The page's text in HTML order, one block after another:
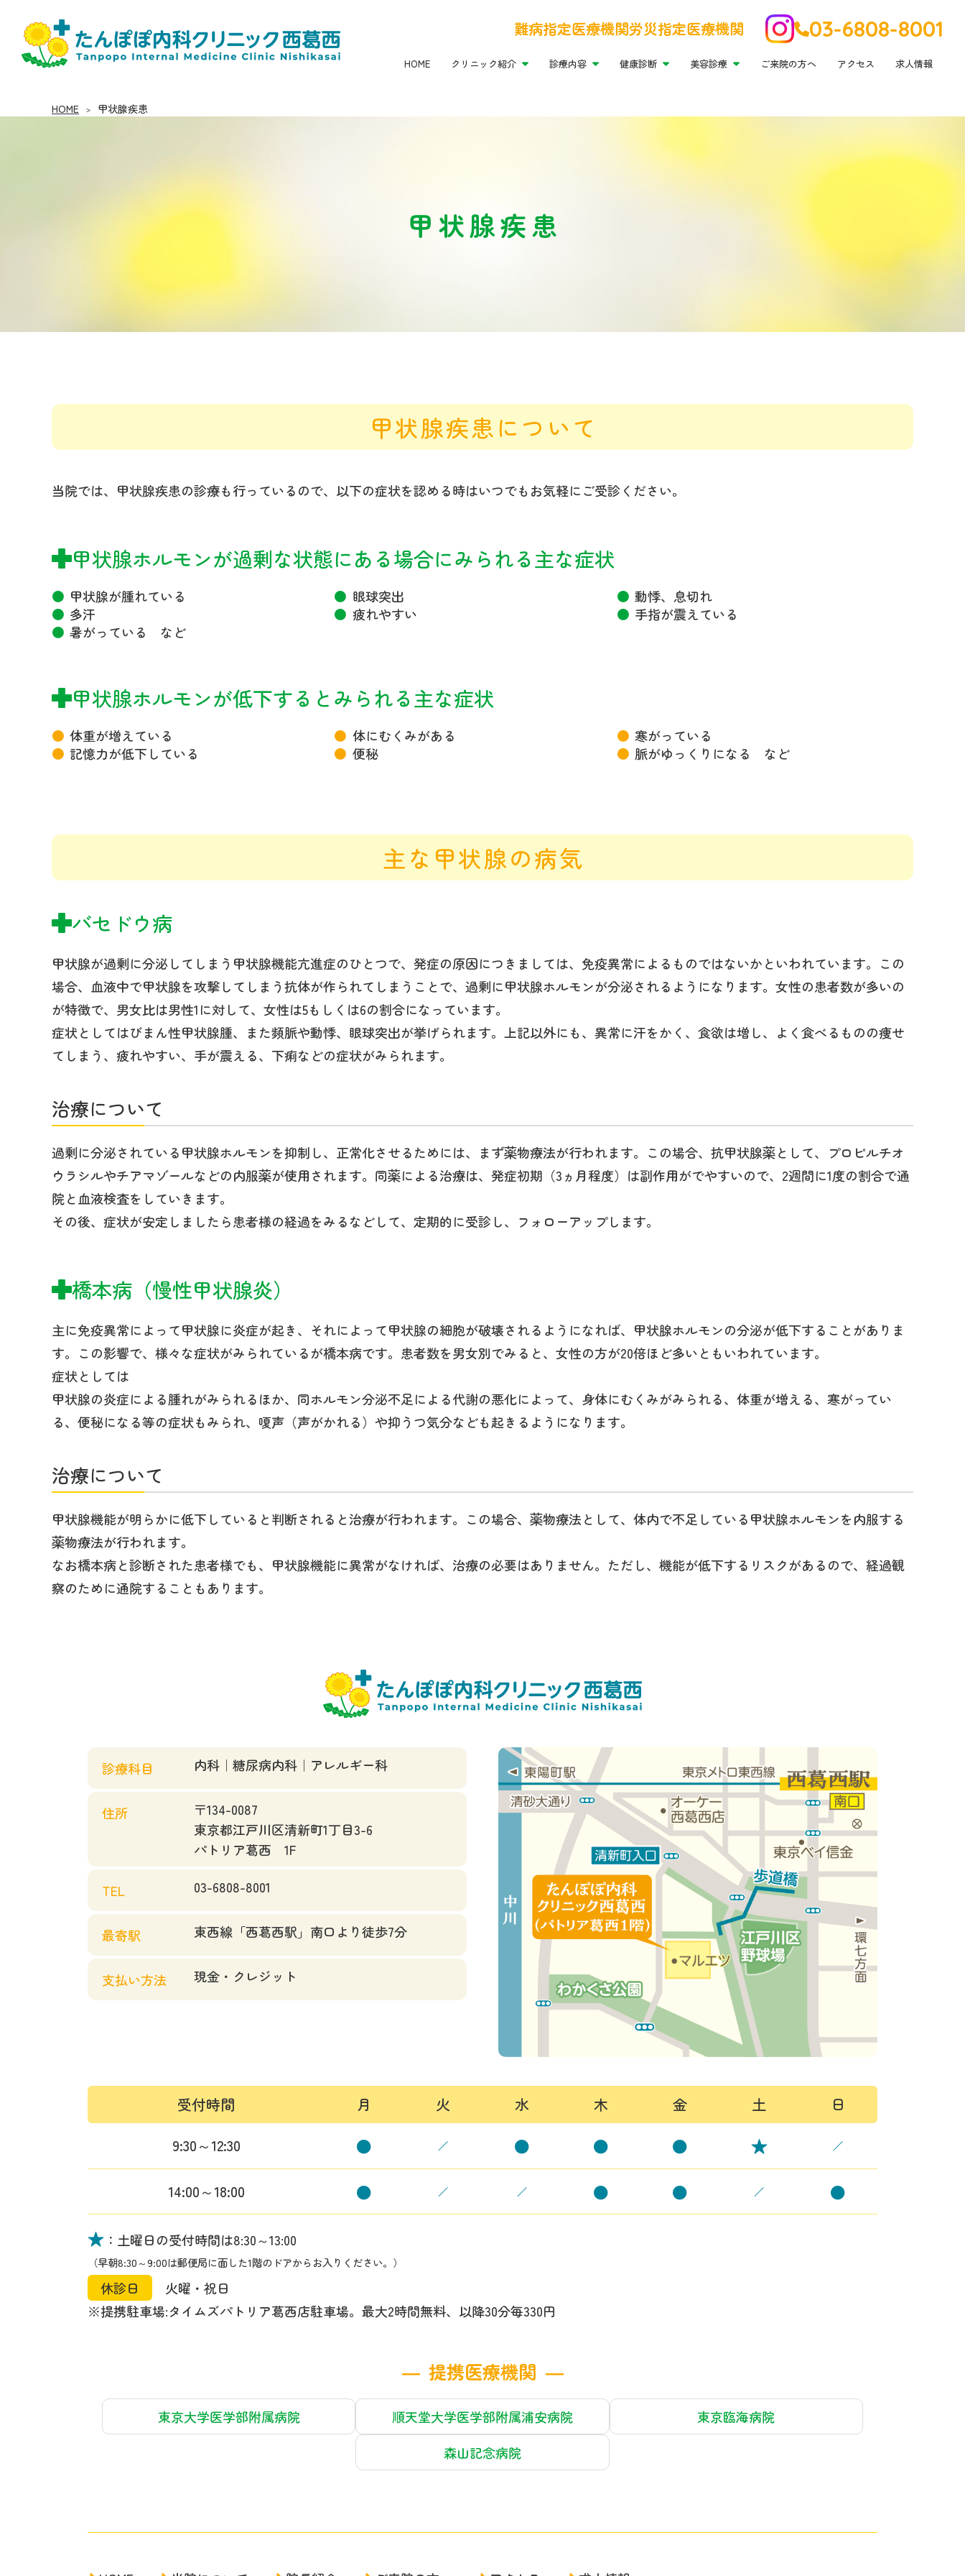
たんぽぽ内科クリニック西葛西 難病指定医療機関労災指定医療機関 03-6808-8001
HOME クリニック紹介 診療内容 健康診断 美容診療 ご来院の方へ アクセス 求人情報
HOME 甲状腺疾患
甲状腺疾患
甲状腺疾患について
当院では、甲状腺疾患の診療も行っているので、以下の症状を認める時はいつでもお気軽にご受診ください。
甲状腺ホルモンが過剰な状態にある場合にみられる主な症状
甲状腺が腫れている 眼球突出
動悸、息切れ
多汗
疲れやすい
手指が震えている
暑がっている など
甲状腺ホルモンが低下するとみられる主な症状
体重が増えている 体にむくみがある
寒がっている
記憶力が低下している
便秘 脈がゆっくりになる など
主な甲状腺の病気
バセドウ病
甲状腺が過剰に分泌してしまう甲状腺機能亢進症のひとつで、発症の原因につきましては、免疫異常によるものではないかといわれています。この
場合、血液中で甲状腺を攻撃してしまう抗体が作られてしまうことで、過剰に甲状腺ホルモンが分泌されるようになります。女性の患者数が多いの
が特徴で、男女比は男性1に対して、女性は5もしくは6の割合になっています。
症状としてはびまん性甲状腺腫、また頻脈や動悸、眼球突出が挙げられます。上記以外にも、異常に汗をかく、食欲は増し、よく食べるものの痩せ
てしまう、疲れやすい、手が震える、下痢などの症状がみられます。
治療について
過剰に分泌されている甲状腺ホルモンを抑制し、正常化させるためには、まず薬物療法が行われます。この場合、抗甲状腺薬として、プロピルチオ
ウラシルやチアマゾールなどの内服薬が使用されます。同薬による治療は、発症初期（3ヵ月程度）は副作用がでやすいので、2週間に1度の割合で通
院と血液検査をしていきます。
その後、症状が安定しましたら患者様の経過をみるなどして、定期的に受診し、フォローアップします。
橋本病（慢性甲状腺炎）
主に免疫異常によって甲状腺に炎症が起き、それによって甲状腺の細胞が破壊されるようになれば、甲状腺ホルモンの分泌が低下することがありま
す。この影響で、様々な症状がみられているが橋本病です。患者数を男女別でみると、女性の方が20倍ほど多いともいわれています。
症状としては
甲状腺の炎症による腫れがみられるほか、同ホルモン分泌不足による代謝の悪化によって、身体にむくみがみられる、体重が増える、寒がってい
る、便秘になる等の症状もみられ、嗄声（声がかれる）や抑うつ気分なども起きるようになります。
治療について
甲状腺機能が明らかに低下していると判断されると治療が行われます。この場合、薬物療法として、体内で不足している甲状腺ホルモンを内服する
薬物療法が行われます。
なお橋本病と診断された患者様でも、甲状腺機能に異常がなければ、治療の必要はありません。ただし、機能が低下するリスクがあるので、経過観
察のために通院することもあります。
診療科目 内科｜ 糖尿病内科 ｜アレルギー科
住所
〒134-0087
東京都江戸川区清新町1丁目3-6
パトリア葛西 1F
TEL 03-6808-8001
最寄駅 東西線「西葛西駅」南口より徒歩7分
支払い方法 現金・クレジット
★ ：土曜日の受付時間は8:30～13:00
（早朝8:30～9:00は郵便局に面した1階のドアからお入りください。）
休診日
火曜・祝日
※提携駐車場:タイムズパトリア葛西店駐車場。最大2時間無料、以降30分毎330円
受付時間 月 火 水 木 金 土
日
9:30～12:30
● ／ ● ● ● ★ ／
14:00～18:00 ● ／ ／ ● ● ／ ●
提携医療機関
東京大学医学部附属病院 順天堂大学医学部附属浦安病院
東京臨海病院
森山記念病院
美容診療 ご来院の方へ アクセス 求人情報